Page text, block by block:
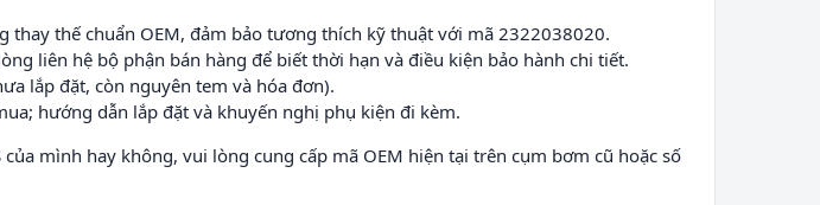
thay thế chuẩn OEM, đảm bảo tương thích kỹ thuật với mã 2322038020.
liên hệ bộ phận bán hàng để biết thời hạn và điều kiện bảo hành chi tiết.
lắp đặt, còn nguyên tem và hóa đơn).
hướng dẫn lắp đặt và khuyến nghị phụ kiện đi kèm.
mình hay không, vui lòng cung cấp mã OEM hiện tại trên cụm bơm cũ hoặc số